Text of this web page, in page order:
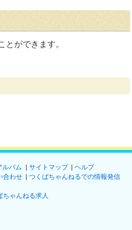
ができます。
ルバム サイトマップ
ヘルプ
合わせ つくばちゃんねるでの情報発信
ちゃんねる求人